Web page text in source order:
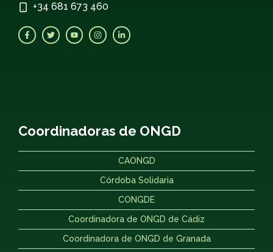
+34 681 673 460
Coordinadoras de ONGD
CAONGD
Córdoba Solidaria
CONGDE
Coordinadora de ONGD de Cádiz
Coordinadora de ONGD de Granada